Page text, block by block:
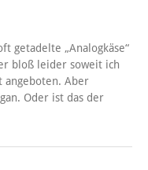
getadelte „Analogkäse“
bloß leider soweit ich
angeboten. Aber
Oder ist das der